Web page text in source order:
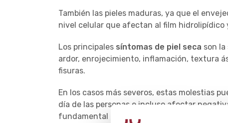
También las pieles maduras, ya que el
nivel celular que afectan al film hidrolipídico
Los principales síntomas de piel seca son
ardor, enrojecimiento, inflamación, textura
fisuras.
En los casos más severos, estas molestias
día de las personas e incluso afectar
fundamental extremar el cuidado de la piel